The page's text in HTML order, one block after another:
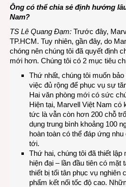
Ông có thể chia sẻ định hướng
Nam?
TS Lê Quang Đạm: Trước đây,
TP.HCM. Tuy nhiên, gần đây, do
chóng nên chúng tôi đã quyết định
mới hơn. Chúng tôi có 2 mục tiêu
Thứ nhất, chúng tôi muốn
việc đủ rộng để phục vụ sự
Hai văn phòng mới có sức
Hiện tại, Marvell Việt Nam có
tức là vẫn còn hơn 200 chỗ
dụng trung bình khoảng 100
hoàn toàn có thể đáp ứng
tới.
Thứ hai, chúng tôi đã thiết lập
hiện đại – lần đầu tiên có mặt
thiết bị tối tân phục vụ
phẩm kết nối tốc độ cao.